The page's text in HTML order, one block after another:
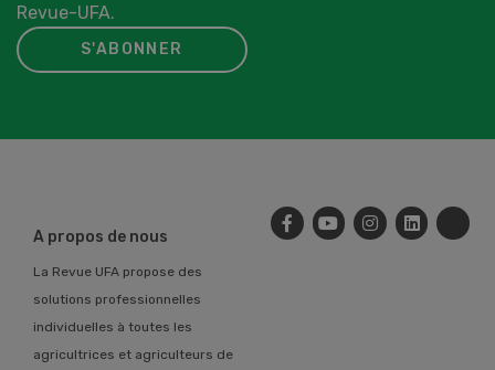
Revue-UFA.
S'ABONNER
A propos de nous
La Revue UFA propose des
solutions professionnelles
individuelles à toutes les
agricultrices et agriculteurs de